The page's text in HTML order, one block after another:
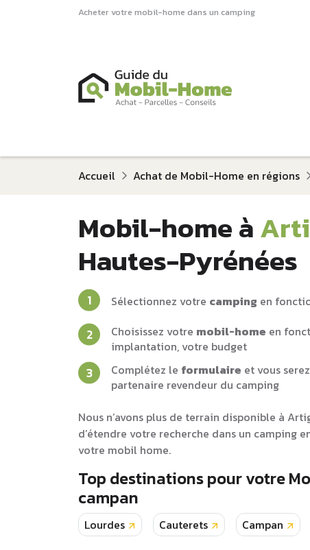
Acheter votre mobil-home dans un camping
Accueil Achat de Mobil-Home en régions
Mobil-home à
Hautes-Pyrénées
Sélectionnez votre camping en
Choisissez votre mobil-home en
implantation, votre budget
Complétez le formulaire et vous
partenaire revendeur du camping
Nous n’avons plus de terrain disponible à
d’étendre votre recherche dans un camping
votre mobil home.
Top destinations pour votre
campan
Lourdes Cauterets Campan